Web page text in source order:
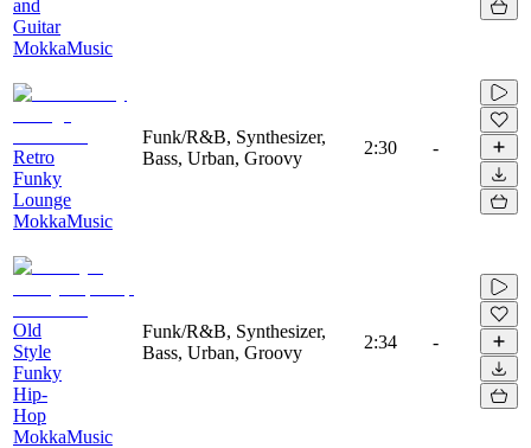
and
Guitar
MokkaMusic
Retro
Funky
Lounge
MokkaMusic
Funk/R&B, Synthesizer,
Bass, Urban, Groovy
2:30 -
Old
Style
Funky
Hip-
Hop
MokkaMusic
Funk/R&B, Synthesizer,
Bass, Urban, Groovy
2:34 -